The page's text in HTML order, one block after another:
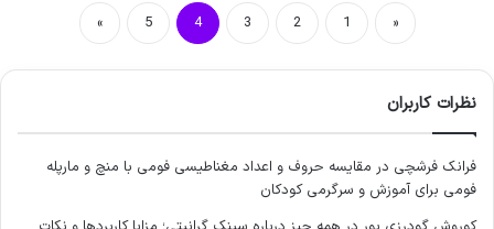
«
1
2
3
4
5
»
نظرات کاربران
فرانک فرشچی در مقایسه حروف و اعداد مغناطیسی فومی با منچ و مارپله
فومی برای آموزش و سرگرمی کودکان